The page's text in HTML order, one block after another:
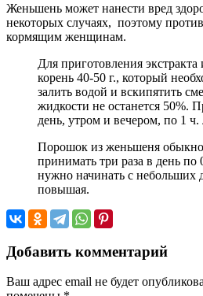
Женьшень может нанести вред
некоторых случаях, поэтому
кормящим женщинам.
Для приготовления экстракта
корень 40-50 г., который
залить водой и вскипятить
жидкости не останется 50%.
день, утром и вечером, по 1 ч.
Порошок из женьшеня
принимать три раза в день по
нужно начинать с небольших
повышая.
Добавить комментарий
Ваш адрес email не будет